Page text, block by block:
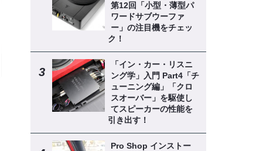
第12回「小型・薄型パ
ワードサブウーファ
ー」の注目機をチェッ
ク！
「イン・カー・リスニ
ング学」入門 Part4「チ
ューニング編」「クロ
スオーバー」を駆使し
てスピーカーの性能を
引き出す！
Pro Shop インストー